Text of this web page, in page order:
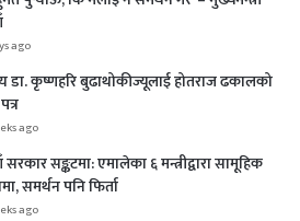
ago
डा. कृष्णहरि बुढाथोकीज्यूलाई होतराज ढकालको
ago
सरकार सङ्कटमा: एमालेका ६ मन्त्रीद्वारा सामूहिक
समर्थन पनि फिर्ता
ago